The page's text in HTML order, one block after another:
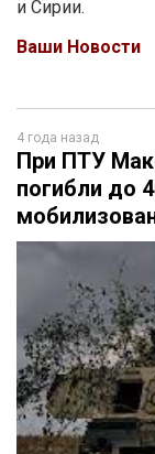
и Сирии.
Ваши Новости
4 года назад
При ПТУ
погибли до